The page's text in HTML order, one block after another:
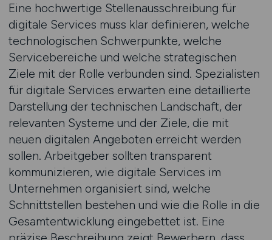
Eine hochwertige Stellenausschreibung für
digitale Services muss klar definieren, welche
technologischen Schwerpunkte, welche
Servicebereiche und welche strategischen
Ziele mit der Rolle verbunden sind. Spezialisten
für digitale Services erwarten eine detaillierte
Darstellung der technischen Landschaft, der
relevanten Systeme und der Ziele, die mit
neuen digitalen Angeboten erreicht werden
sollen. Arbeitgeber sollten transparent
kommunizieren, wie digitale Services im
Unternehmen organisiert sind, welche
Schnittstellen bestehen und wie die Rolle in die
Gesamtentwicklung eingebettet ist. Eine